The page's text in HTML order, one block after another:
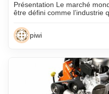
Présentation Le marché
être défini comme l’industrie
piwi